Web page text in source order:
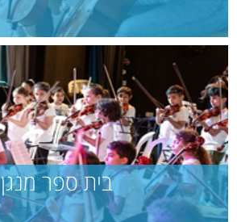
בית ספר מנגן